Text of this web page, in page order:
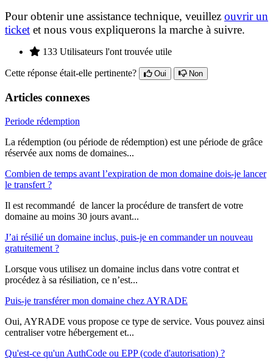
Pour obtenir une assistance technique, veuillez ouvrir un
ticket et nous vous expliquerons la marche à suivre.
133 Utilisateurs l'ont trouvée utile
Cette réponse était-elle pertinente? Oui Non
Articles connexes
Periode rédemption
La rédemption (ou période de rédemption) est une période de grâce
réservée aux noms de domaines...
Combien de temps avant l’expiration de mon domaine dois-je lancer
le transfert ?
Il est recommandé de lancer la procédure de transfert de votre
domaine au moins 30 jours avant...
J’ai résilié un domaine inclus, puis-je en commander un nouveau
gratuitement ?
Lorsque vous utilisez un domaine inclus dans votre contrat et
procédez à sa résiliation, ce n’est...
Puis-je transférer mon domaine chez AYRADE
Oui, AYRADE vous propose ce type de service. Vous pouvez ainsi
centraliser votre hébergement et...
Qu'est-ce qu'un AuthCode ou EPP (code d'autorisation) ?